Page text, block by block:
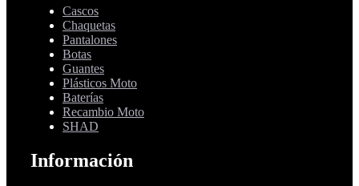
Cascos
Chaquetas
Pantalones
Botas
Guantes
Plásticos Moto
Baterías
Recambio Moto
SHAD
Información